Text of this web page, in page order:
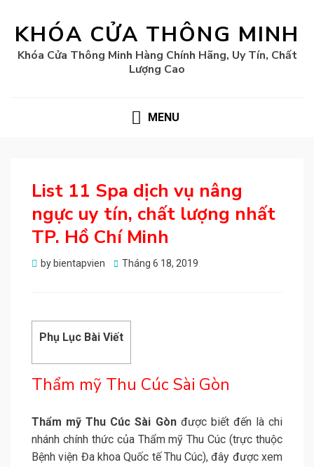
KHÓA CỬA THÔNG MINH
Khóa Cửa Thông Minh Hàng Chính Hãng, Uy Tín, Chất
Lượng Cao
MENU
List 11 Spa dịch vụ nâng
ngực uy tín, chất lượng nhất
TP. Hồ Chí Minh
by bientapvien
Posted
Tháng 6 18, 2019
Phụ Lục Bài Viết
Thẩm mỹ Thu Cúc Sài Gòn
Thẩm mỹ Thu Cúc Sài Gònđược biết đến là chi
nhánh chính thức của Thẩm mỹ Thu Cúc (trực thuộc
Bệnh viện Đa khoa Quốc tế Thu Cúc), đây được xem